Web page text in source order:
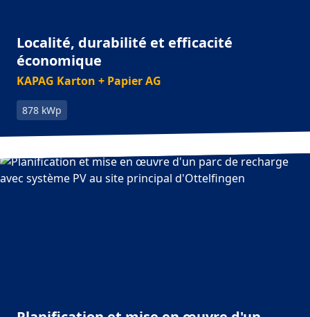
Localité, durabilité et efficacité
économique
KAPAG Karton + Papier AG
878 kWp